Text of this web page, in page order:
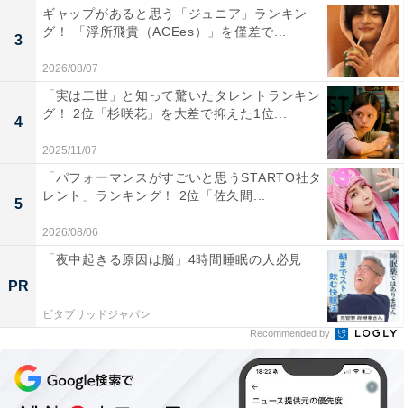
す（40代女性／千葉県）」「味と価格のバランスが良い
（50代男性／佐賀県）」「小さい頃から家族と一緒に行
く事があり、シンプルかつ王道な中華のメニューがどれ
も大好きだから（30代男性／愛媛県）」などの声もあり
ました。
※回答者のコメントは原文ママです
この記事の筆者：福島 ゆき プロフィール
アニメや漫画のレビュー、エンタメトピックスなどを中
心に、オールジャンルで執筆中のライター。時々、店舗
取材などのリポート記事も担当。All AboutおよびAll
About ニュースでのライター歴は5年。
次ページ 17位までのランキング結果を見る
3
ギャップがあると思う「ジュニア」ランキン
グ！ 「浮所飛貴（ACEes）」を僅差で...
2026/08/07
4
「実は二世」と知って驚いたタレントランキン
グ！ 2位「杉咲花」を大差で抑えた1位...
2025/11/07
5
「パフォーマンスがすごいと思うSTARTO社タ
レント」ランキング！ 2位「佐久間...
2026/08/06
PR
「夜中起きる原因は脳」4時間睡眠の人必見
ビタブリッドジャパン
Recommended by